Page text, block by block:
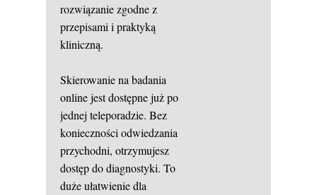
rozwiązanie zgodne z
przepisami i praktyką
kliniczną.
Skierowanie na badania
online jest dostępne już po
jednej teleporadzie. Bez
konieczności odwiedzania
przychodni, otrzymujesz
dostęp do diagnostyki. To
duże ułatwienie dla